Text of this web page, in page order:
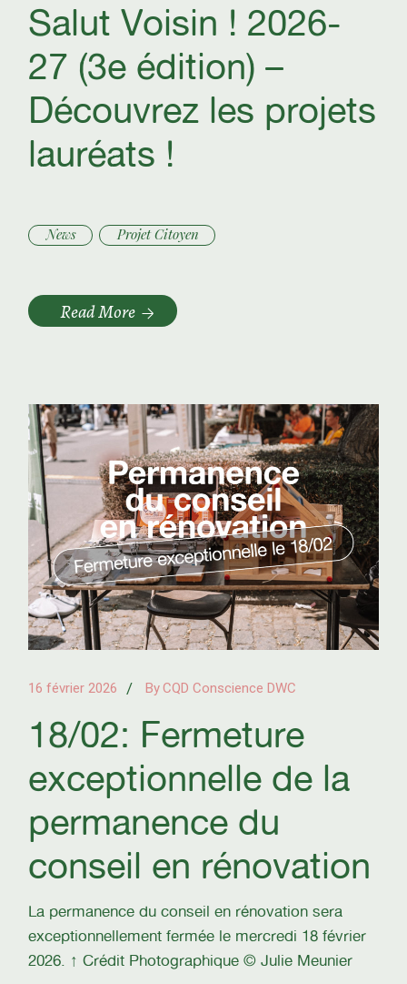
Salut Voisin ! 2026-
27 (3e édition) –
Découvrez les projets
lauréats !
News Projet Citoyen
Read More
16 février 2026 ByCQD Conscience DWC
18/02: Fermeture
exceptionnelle de la
permanence du
conseil en rénovation
La permanence du conseil en rénovation sera
exceptionnellement fermée le mercredi 18 février
2026. ↑ Crédit Photographique © Julie Meunier